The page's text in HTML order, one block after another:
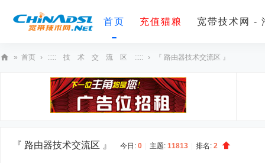
首页 充值猫粮 宽带技术网 -
» 首页 › ::::: 技 术 交 流 区 ::::: › 『 路由器技术交流区 』
『 路由器技术交流区 』 今日: 0 主题: 11813 排名: 2